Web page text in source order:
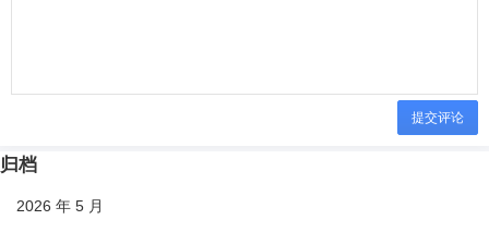
提交评论
归档
2026 年 5 月